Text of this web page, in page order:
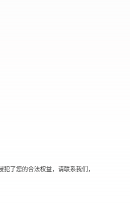
了您的合法权益，请联系我们，